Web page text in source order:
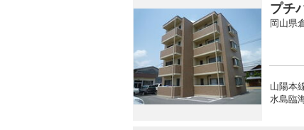
プチ
岡山県
山陽本
水島臨